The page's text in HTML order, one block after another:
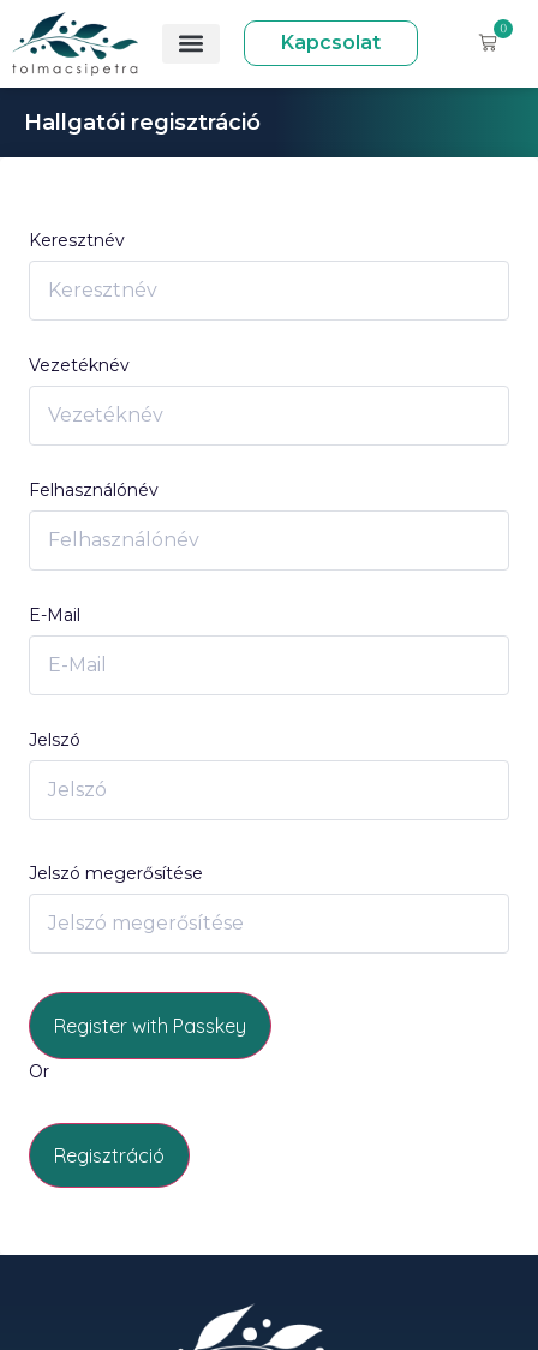
Kapcsolat
0
Hallgatói regisztráció
Keresztnév
Vezetéknév
Felhasználónév
E-Mail
Jelszó
Jelszó megerősítése
Register with Passkey
Or
Regisztráció